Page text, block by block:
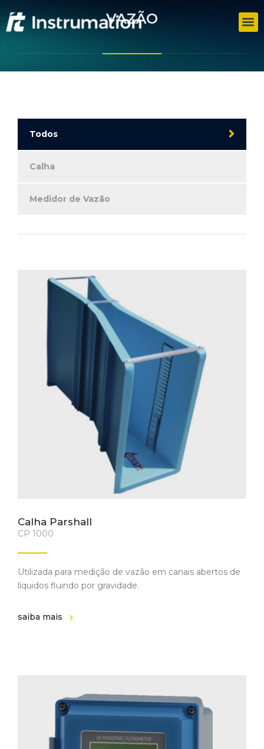
VAZÃO
Todos
Calha
Medidor de Vazão
Calha Parshall
CP 1000
Utilizada para medição de vazão em canais abertos de
líquidos fluindo por gravidade.
saiba mais